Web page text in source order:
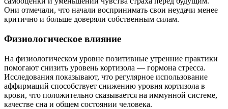
Они отмечали, что начали воспринимать свои неудачи менее
критично и больше доверяли собственным силам.
Физиологическое влияние
На физиологическом уровне позитивные утренние практики
помогают снизить уровень кортизола — гормона стресса.
Исследования показывают, что регулярное использование
аффирмаций способствует снижению уровня кортизола в
крови, что положительно сказывается на иммунной системе,
качестве сна и общем состоянии человека.